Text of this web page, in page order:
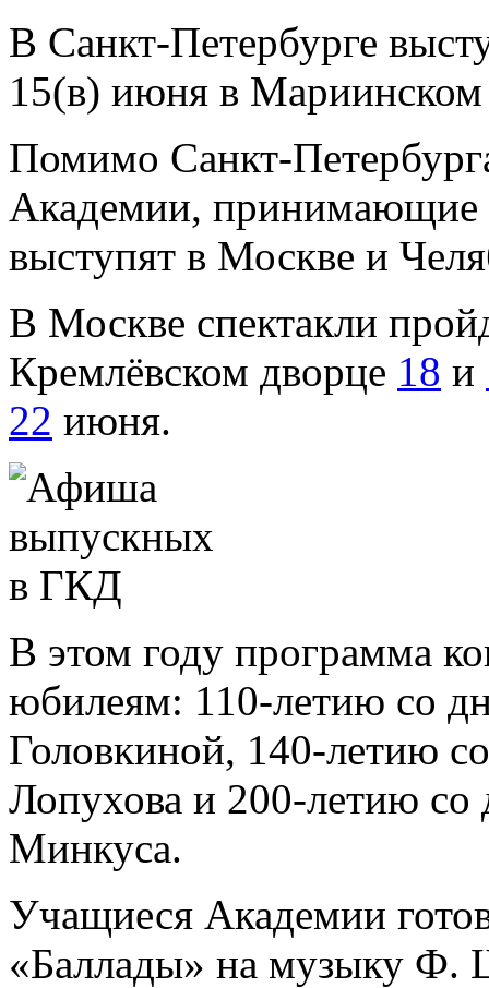
В Санкт-Петербурге
15(в) июня в Мариинском
Помимо Санкт-
Академии, принимающие
выступят в Москве и
В Москве спектакли
Кремлёвском дворце 18 и
22 июня.
В этом году программа
юбилеям: 110-летию со
Головкиной, 140-летию
Лопухова и 200-летию
Минкуса.
Учащиеся Академии
«Баллады» на музыку Ф.